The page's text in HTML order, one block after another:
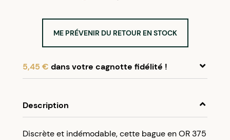
ME PRÉVENIR DU RETOUR EN STOCK
5,45 € dans votre cagnotte fidélité !
compte client et cumulez 5% de vos achats dans
Description
Discrète et indémodable, cette bague en OR 375